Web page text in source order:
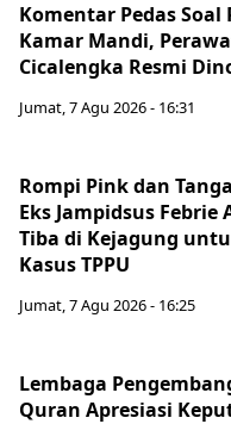
Komentar Pedas Soal
Kamar Mandi,
Cicalengka Resmi
Jumat, 7 Agu 2026 - 16:31
Rompi Pink dan
Eks Jampidsus Febrie
Tiba di Kejagung
Kasus TPPU
Jumat, 7 Agu 2026 - 16:25
Lembaga
Quran Apresiasi